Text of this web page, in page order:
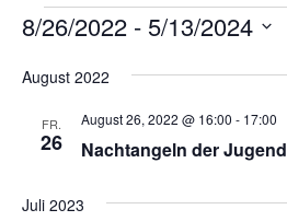
Veranstaltungen
8/26/2022 - 5/13/2024
wählen.
August 2022
FR.
26 Nachtangeln der Jugend
August 26, 2022 @ 16:00 - 17:00
Juli 2023